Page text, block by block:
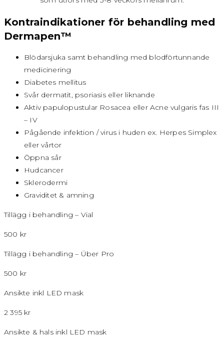
Kontraindikationer för behandling med
Dermapen™
Blödarsjuka samt behandling med blodförtunnande
medicinering
Diabetes mellitus
Svår dermatit, psoriasis eller liknande
Aktiv papulopustular Rosacea eller Acne vulgaris fas III
– IV
Pågående infektion / virus i huden ex. Herpes Simplex
eller vårtor
Öppna sår
Hudcancer
Sklerodermi
Graviditet & amning
Tillägg i behandling – Vial
500 kr
Tillägg i behandling – Über Pro
500 kr
Ansikte inkl LED mask
2 395 kr
Ansikte & hals inkl LED mask